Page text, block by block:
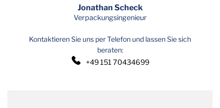
Jonathan Scheck
Verpackungsingenieur
Kontaktieren Sie uns per Telefon und lassen Sie sich
beraten:
+49 151 70434699